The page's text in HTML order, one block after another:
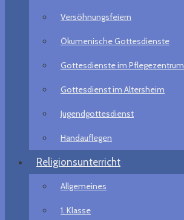
Versöhnungsfeiern
Ökumenische Gottesdienste
Gottesdienste im Pflegezentrum
Gottesdienst im Altersheim
Jugendgottesdienst
Handauflegen
Religionsunterricht
Allgemeines
1. Klasse